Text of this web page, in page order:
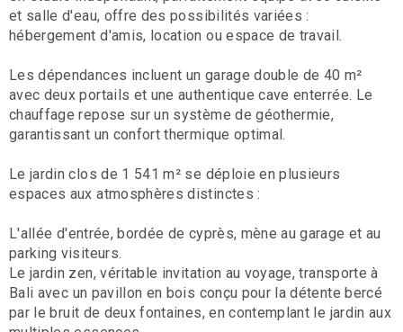
et salle d'eau, offre des possibilités variées :
hébergement d'amis, location ou espace de travail.
Les dépendances incluent un garage double de 40 m²
avec deux portails et une authentique cave enterrée. Le
chauffage repose sur un système de géothermie,
garantissant un confort thermique optimal.
Le jardin clos de 1 541 m² se déploie en plusieurs
espaces aux atmosphères distinctes :
L'allée d'entrée, bordée de cyprès, mène au garage et au
parking visiteurs.
Le jardin zen, véritable invitation au voyage, transporte à
Bali avec un pavillon en bois conçu pour la détente bercé
par le bruit de deux fontaines, en contemplant le jardin aux